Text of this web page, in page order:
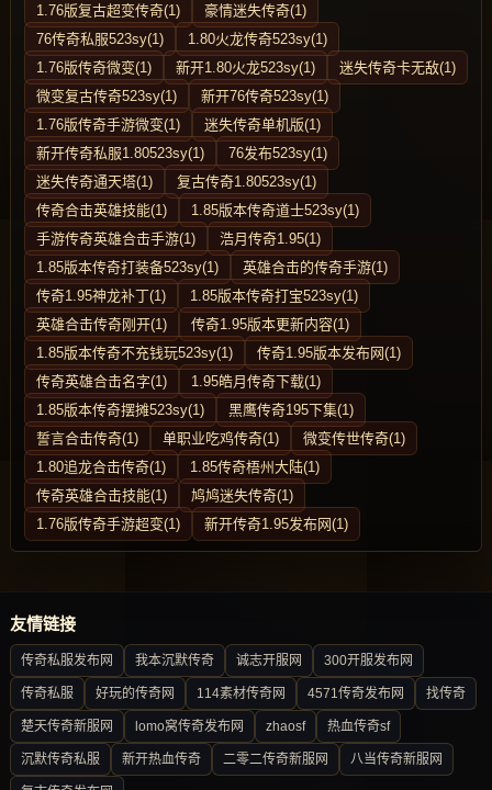
1.76版复古超变传奇(1)
豪情迷失传奇(1)
76传奇私服523sy(1)
1.80火龙传奇523sy(1)
1.76版传奇微变(1)
新开1.80火龙523sy(1)
迷失传奇卡无敌(1)
微变复古传奇523sy(1)
新开76传奇523sy(1)
1.76版传奇手游微变(1)
迷失传奇单机版(1)
新开传奇私服1.80523sy(1)
76发布523sy(1)
迷失传奇通天塔(1)
复古传奇1.80523sy(1)
传奇合击英雄技能(1)
1.85版本传奇道士523sy(1)
手游传奇英雄合击手游(1)
浩月传奇1.95(1)
1.85版本传奇打装备523sy(1)
英雄合击的传奇手游(1)
传奇1.95神龙补丁(1)
1.85版本传奇打宝523sy(1)
英雄合击传奇刚开(1)
传奇1.95版本更新内容(1)
1.85版本传奇不充钱玩523sy(1)
传奇1.95版本发布网(1)
传奇英雄合击名字(1)
1.95皓月传奇下载(1)
1.85版本传奇摆摊523sy(1)
黑鹰传奇195下集(1)
誓言合击传奇(1)
单职业吃鸡传奇(1)
微变传世传奇(1)
1.80追龙合击传奇(1)
1.85传奇梧州大陆(1)
传奇英雄合击技能(1)
鸠鸠迷失传奇(1)
1.76版传奇手游超变(1)
新开传奇1.95发布网(1)
友情链接
传奇私服发布网 我本沉默传奇 诚志开服网 300开服发布网
传奇私服 好玩的传奇网 114素材传奇网 4571传奇发布网 找传奇
楚天传奇新服网 lomo窝传奇发布网 zhaosf 热血传奇sf
沉默传奇私服 新开热血传奇 二零二传奇新服网 八当传奇新服网